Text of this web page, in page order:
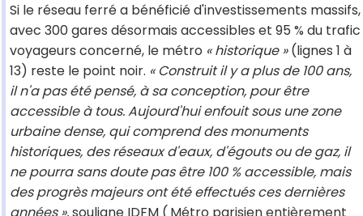
Si le réseau ferré a bénéficié d'investissements massifs,
avec 300 gares désormais accessibles et 95 % du trafic
voyageurs concerné, le métro « historique »(lignes 1 à
13) reste le point noir. « Construit il y a plus de 100 ans,
il n'a pas été pensé, à sa conception, pour être
accessible à tous. Aujourd'hui enfouit sous une zone
urbaine dense, qui comprend des monuments
historiques, des réseaux d'eaux, d'égouts ou de gaz, il
ne pourra sans doute pas être 100 % accessible, mais
des progrès majeurs ont été effectués ces dernières